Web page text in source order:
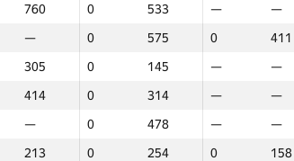
760 0 533 — —
— 0 575 0 411
305 0 145 — —
414 0 314 — —
— 0 478 — —
213 0 254 0 158